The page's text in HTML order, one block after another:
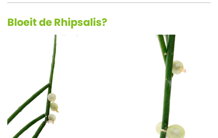
Bloeit de Rhipsalis?